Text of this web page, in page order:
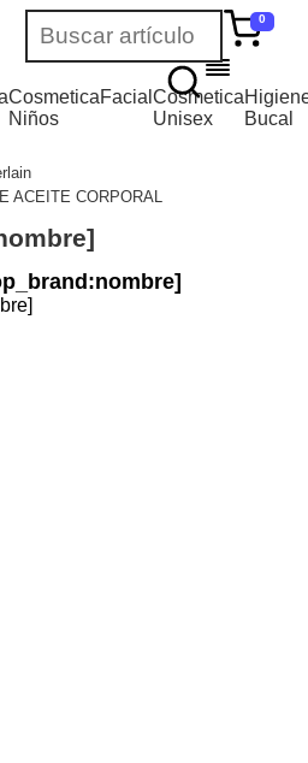
0
Cosmetica
Niños
FacialCosmetica
Unisex
Bucal
ACEITE CORPORAL